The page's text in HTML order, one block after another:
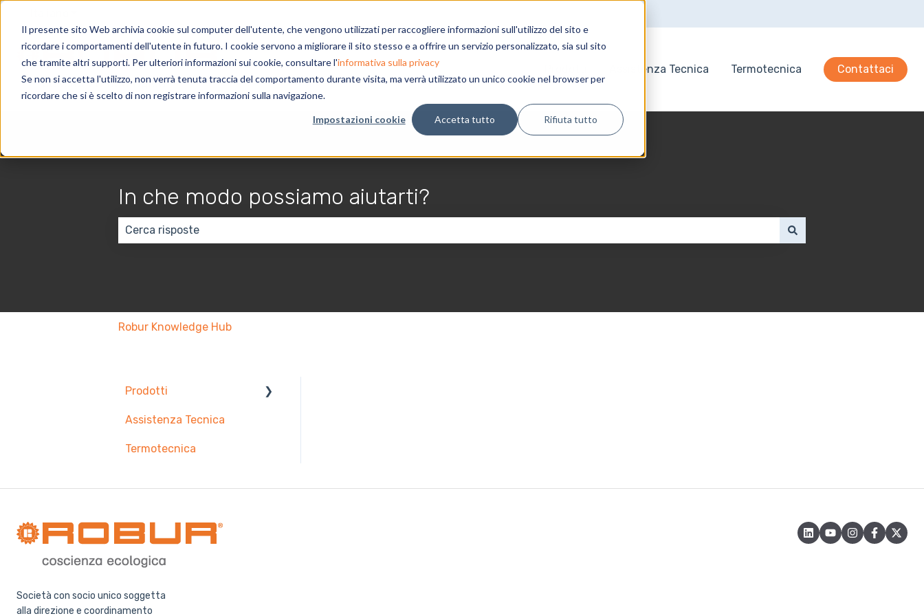
Il presente sito Web archivia cookie sul computer dell'utente, che vengono utilizzati per raccogliere informazioni sull'utilizzo del sito e
ricordare i comportamenti dell'utente in futuro. I cookie servono a migliorare il sito stesso e a offrire un servizio personalizzato, sia sul sito
che tramite altri supporti. Per ulteriori informazioni sui cookie, consultare l'informativa sulla privacy
Se non si accetta l'utilizzo, non verrà tenuta traccia del comportamento durante visita, ma verrà utilizzato un unico cookie nel browser per
ricordare che si è scelto di non registrare informazioni sulla navigazione.
Impostazioni cookie Accetta tutto Rifiuta tutto
Assistenza Tecnica Termotecnica Contattaci
In che modo possiamo aiutarti?
Robur Knowledge Hub
Prodotti
Pompe di calore
Generatori pensili
Assistenza Tecnica
Termotecnica
Società con socio unico soggetta
alla direzione e coordinamento